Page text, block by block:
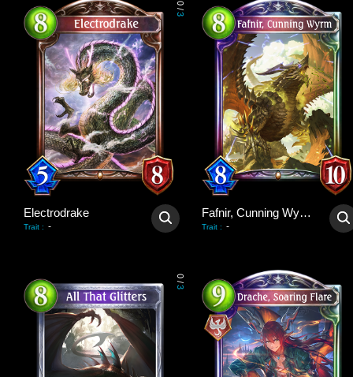
0
/
3
Electrodrake
Trait : -
Fafnir, Cunning Wyrm
Trait : -
0
/
3